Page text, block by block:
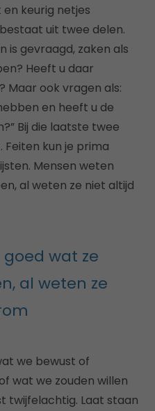
keurig netjes
uit twee delen.
is gevraagd, zaken als
Heeft u daar
Maar ook vragen als:
en heeft u de
Bij die laatste twee
kun je prima
Mensen weten
al weten ze niet altijd
wat ze
al weten ze
we bewust of
wat we zouden willen
twijfelachtig. Laat staan